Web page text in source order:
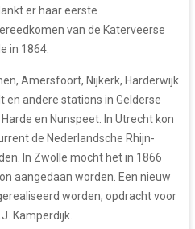
er haar eerste
van de Katerveerse
in 1864.
Amersfoort, Nijkerk, Harderwijk
en andere stations in Gelderse
en Nunspeet. In Utrecht kon
de Nederlandsche Rhijn-
In Zwolle mocht het in 1866
aangedaan worden. Een nieuw
worden, opdracht voor
Kamperdijk.